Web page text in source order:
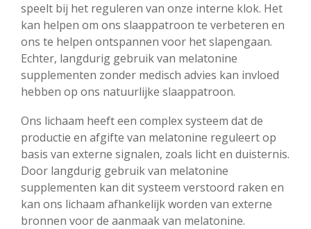
speelt bij het reguleren van onze interne klok. Het
kan helpen om ons slaappatroon te verbeteren en
ons te helpen ontspannen voor het slapengaan.
Echter, langdurig gebruik van melatonine
supplementen zonder medisch advies kan invloed
hebben op ons natuurlijke slaappatroon.
Ons lichaam heeft een complex systeem dat de
productie en afgifte van melatonine reguleert op
basis van externe signalen, zoals licht en duisternis.
Door langdurig gebruik van melatonine
supplementen kan dit systeem verstoord raken en
kan ons lichaam afhankelijk worden van externe
bronnen voor de aanmaak van melatonine.